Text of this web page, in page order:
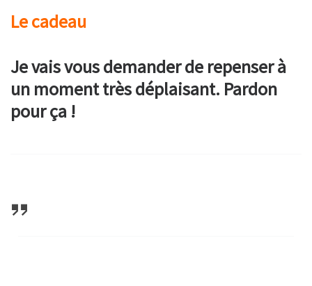
Le cadeau
Je vais vous demander de repenser à
un moment très déplaisant. Pardon
pour ça !